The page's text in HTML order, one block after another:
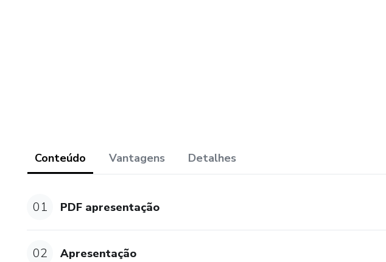
Conteúdo Vantagens Detalhes
01 PDF apresentação
02 Apresentação